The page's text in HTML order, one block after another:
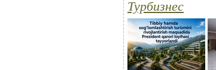
Турбизнес